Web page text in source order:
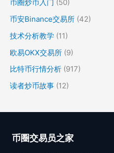
币圈炒币入门 (50)
币安Binance交易所 (42)
技术分析教学 (11)
欧易OKX交易所 (9)
比特币行情分析 (917)
读者炒币故事 (12)
币圈交易员之家